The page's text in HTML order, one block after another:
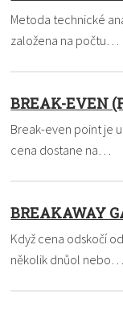
Metoda technické
založena na počtu…
BREAK-EVEN
Break-even point je
cena dostane na…
BREAKAWAY
Když cena odskočí
několik dnůol nebo…